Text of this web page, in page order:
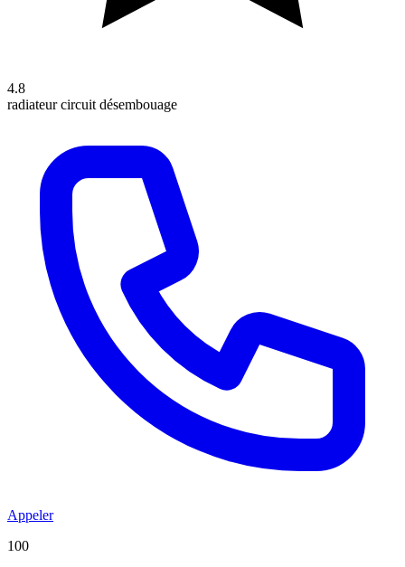
4.8
radiateur circuit désembouage
Appeler
100